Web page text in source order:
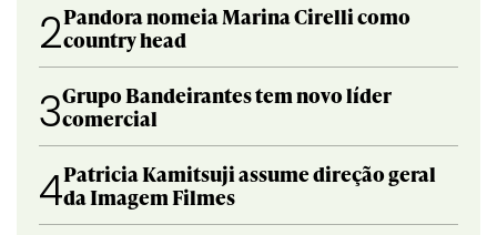
2Pandora nomeia Marina Cirelli como
country head
3Grupo Bandeirantes tem novo líder
comercial
4Patricia Kamitsuji assume direção geral
da Imagem Filmes